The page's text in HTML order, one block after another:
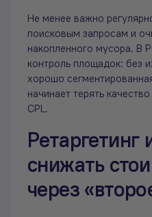
Не менее важно
поисковым запросам и
накопленного мусора. В
контроль площадок: без
хорошо
начинает терять
CPL.
Ретаргетинг
снижать
через